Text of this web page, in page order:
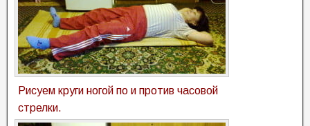
Рисуем круги ногой по и против часовой
стрелки.